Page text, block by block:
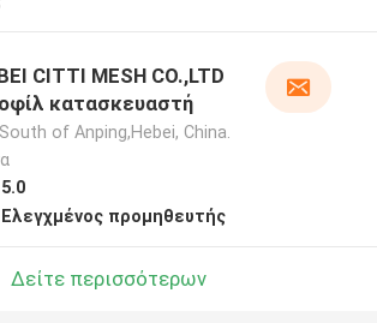
CITTI MESH CO.,LTD
κατασκευαστή
South of Anping,Hebei, China.
5.0
Ελεγχμένος προμηθευτής
Δείτε περισσότερων